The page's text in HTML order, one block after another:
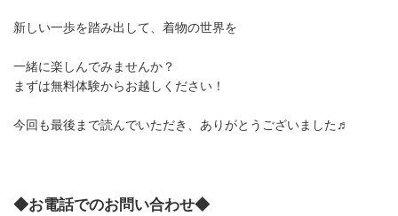
新しい一歩を踏み出して、着物の世界を
一緒に楽しんでみませんか？
まずは無料体験からお越しください！
今回も最後まで読んでいただき、ありがとうございました♬
◆お電話でのお問い合わせ◆